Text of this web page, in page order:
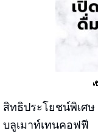
เ
สิทธิประโยชน์พิเศ
บลูเมาท์เทนคอฟฟี